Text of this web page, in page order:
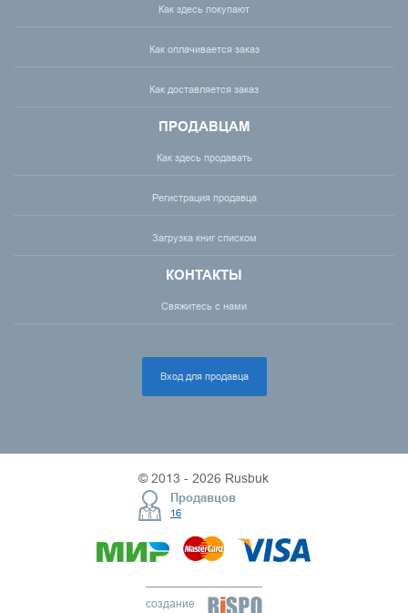
Как здесь покупают
Как оплачивается заказ
Как доставляется заказ
ПРОДАВЦАМ
Как здесь продавать
Регистрация продавца
Загрузка книг списком
КОНТАКТЫ
Свяжитесь с нами
Вход для продавца
© 2013 - 2026 Rusbuk
Продавцов
16
создание